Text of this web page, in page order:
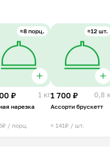
≈8 порц.
₽ 1 кг
нарезка
/ порц.
≈12 шт.
1 700 ₽ 0,8
Ассорти брускетт
≈ 141₽ / шт.